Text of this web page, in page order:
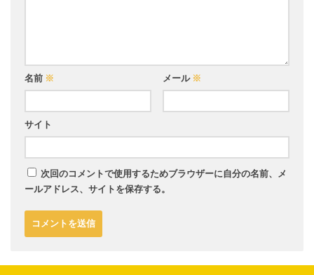
名前 ※ メール ※
サイト
次回のコメントで使用するためブラウザーに自分の名前、メ
ールアドレス、サイトを保存する。